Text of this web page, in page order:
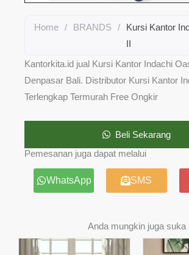
Home / BRANDS /
Kursi Kantor
II
Kantorkita.id jual Kursi Kantor Indachi
Denpasar Bali. Distributor Kursi Kantor
Terlengkap Termurah Free Ongkir
Beli Sekarang
Pemesanan juga dapat melalui
WhatsApp SMS
Anda mungkin juga suka